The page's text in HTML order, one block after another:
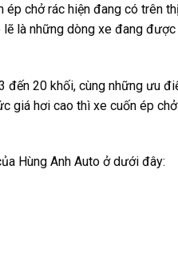
ép chở rác hiện đang có trên
là những dòng xe đang
đến 20 khối, cùng những ưu
giá hơi cao thì xe cuốn ép chở
Hùng Anh Auto ở dưới đây: